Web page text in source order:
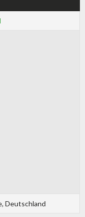
Deutschland